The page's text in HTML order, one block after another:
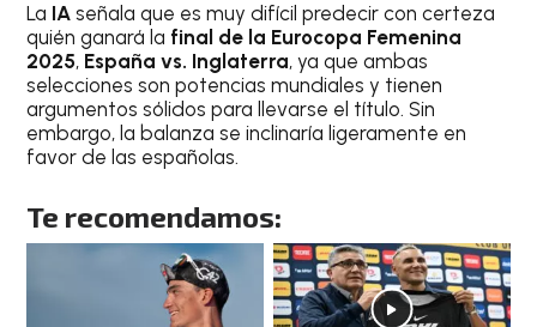
La IA señala que es muy difícil predecir con certeza
quién ganará la final de la Eurocopa Femenina
2025, España vs. Inglaterra, ya que ambas
selecciones son potencias mundiales y tienen
argumentos sólidos para llevarse el título. Sin
embargo, la balanza se inclinaría ligeramente en
favor de las españolas.
Te recomendamos: